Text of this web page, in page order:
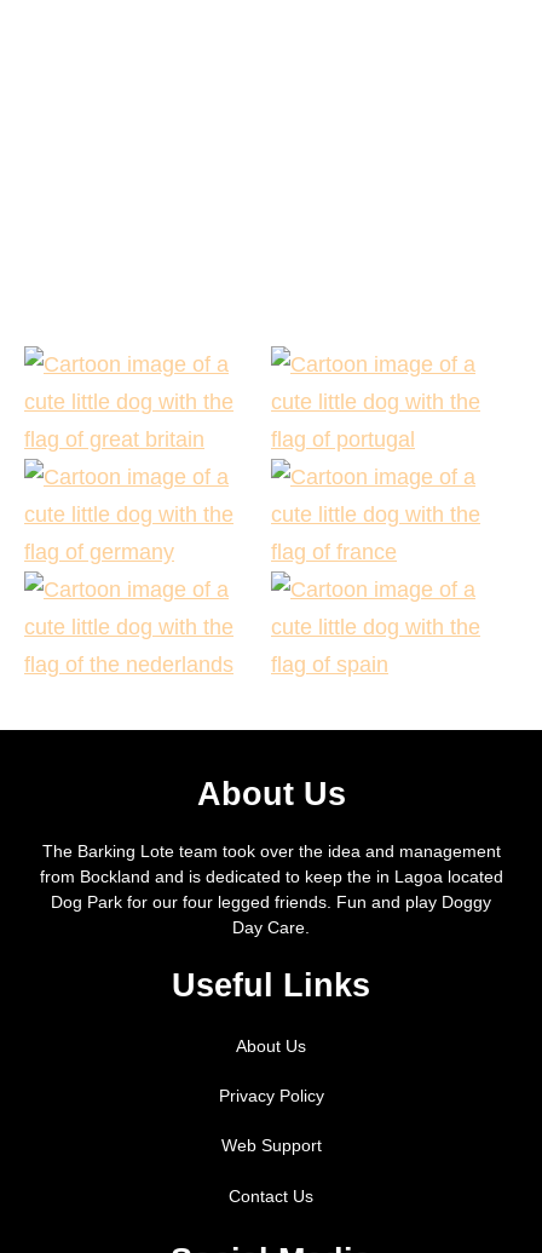
About Us
The Barking Lote team took over the idea and management
from Bockland and is dedicated to keep the in Lagoa located
Dog Park for our four legged friends. Fun and play Doggy
Day Care.
Useful Links
About Us
Privacy Policy
Web Support
Contact Us